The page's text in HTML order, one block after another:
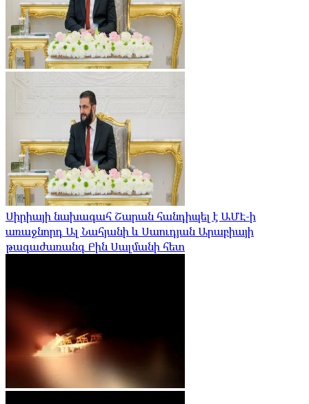
Սիրիայի նախագահ Շարան հանդիպել է ԱՄԷ-ի
առաջնորդ Ալ Նահյանի և Սաուդյան Արաբիայի
թագաժառանգ Բին Սալմանի հետ